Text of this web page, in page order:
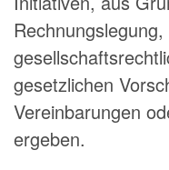
Rechnungslegung,
gesetzlichen
Vereinbarungen
ergeben.